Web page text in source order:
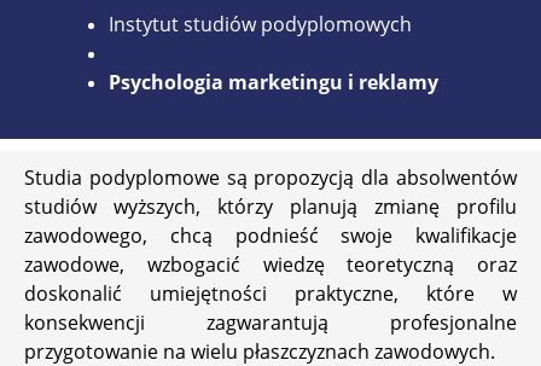
Instytut studiów podyplomowych
Psychologia marketingu i reklamy
Studia podyplomowe są propozycją dla absolwentów
studiów wyższych, którzy planują zmianę profilu
zawodowego, chcą podnieść swoje kwalifikacje
zawodowe, wzbogacić wiedzę teoretyczną oraz
doskonalić umiejętności praktyczne, które w
konsekwencji zagwarantują profesjonalne
przygotowanie na wielu płaszczyznach zawodowych.